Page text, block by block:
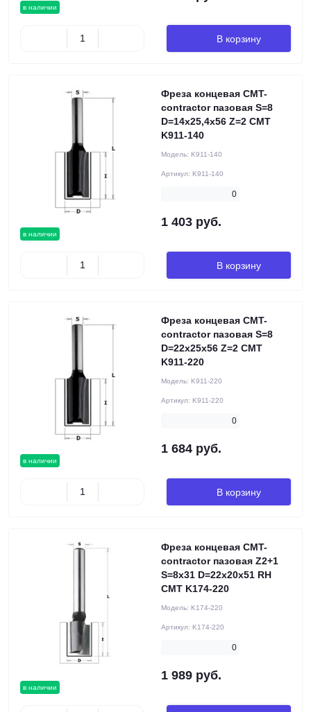
в наличии
В корзину
в наличии
Фреза концевая CMT-
contractor пазовая S=8
D=14x25,4x56 Z=2 CMT
K911-140
Модель: K911-140
Артикул: K911-140
0
1 403 руб.
В корзину
в наличии
Фреза концевая CMT-
contractor пазовая S=8
D=22x25x56 Z=2 CMT
K911-220
Модель: K911-220
Артикул: K911-220
0
1 684 руб.
В корзину
в наличии
Фреза концевая CMT-
contractor пазовая Z2+1
S=8x31 D=22x20x51 RH
CMT K174-220
Модель: K174-220
Артикул: K174-220
0
1 989 руб.